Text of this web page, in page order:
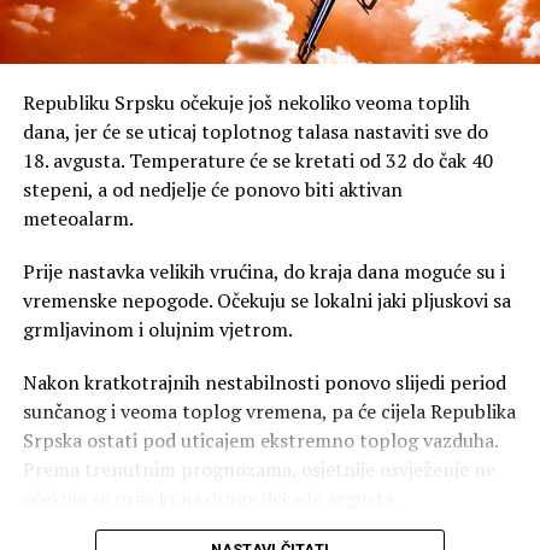
Republiku Srpsku očekuje još nekoliko veoma toplih
dana, jer će se uticaj toplotnog talasa nastaviti sve do
18. avgusta. Temperature će se kretati od 32 do čak 40
stepeni, a od nedjelje će ponovo biti aktivan
meteoalarm.
Prije nastavka velikih vrućina, do kraja dana moguće su i
vremenske nepogode. Očekuju se lokalni jaki pljuskovi sa
grmljavinom i olujnim vjetrom.
Nakon kratkotrajnih nestabilnosti ponovo slijedi period
sunčanog i veoma toplog vremena, pa će cijela Republika
Srpska ostati pod uticajem ekstremno toplog vazduha.
Prema trenutnim prognozama, osjetnije osvježenje ne